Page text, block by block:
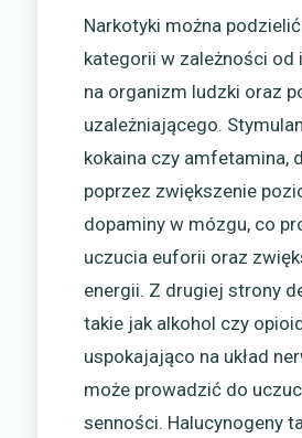
Narkotyki można
kategorii w zależności od
na organizm ludzki oraz
uzależniającego.
kokaina czy amfetamina,
poprzez zwiększenie
dopaminy w mózgu, co
uczucia euforii oraz
energii. Z drugiej strony
takie jak alkohol czy
uspokajająco na układ
może prowadzić do
senności. Halucynogeny